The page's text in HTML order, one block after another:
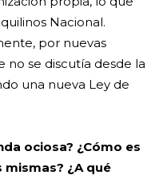
Nacional.
por nuevas
no se discutía desde la
una nueva Ley de
ociosa? ¿Cómo es
¿A qué